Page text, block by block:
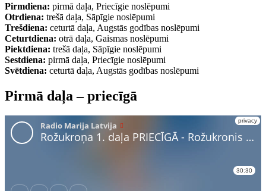
Pirmdiena: pirmā daļa, Priecīgie noslēpumi
Otrdiena: trešā daļa, Sāpīgie noslēpumi
Trešdiena: ceturtā daļa, Augstās godības noslēpumi
Ceturtdiena: otrā daļa, Gaismas noslēpumi
Piektdiena: trešā daļa, Sāpīgie noslēpumi
Sestdiena: pirmā daļa, Priecīgie noslēpumi
Svētdiena: ceturtā daļa, Augstās godības noslēpumi
Pirmā daļa – priecīgā